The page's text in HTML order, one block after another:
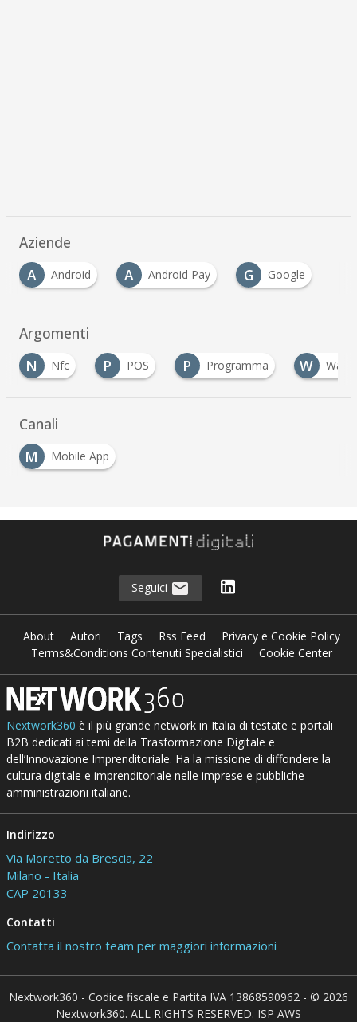
Aziende
A
Android A Android Pay G Google
Argomenti
N
Nfc P POS P Programma W Wallet
Canali
M
Mobile App
Seguici
About Autori Tags Rss Feed
Privacy e Cookie Policy
Terms&Conditions Contenuti Specialistici
Cookie Center
Nextwork360 è il più grande network in Italia di testate e portali
B2B dedicati ai temi della Trasformazione Digitale e
dell’Innovazione Imprenditoriale. Ha la missione di diffondere la
cultura digitale e imprenditoriale nelle imprese e pubbliche
amministrazioni italiane.
Indirizzo
Via Moretto da Brescia, 22
Milano - Italia
CAP 20133
Contatti
Contatta il nostro team per maggiori informazioni
Nextwork360 - Codice fiscale e Partita IVA 13868590962 - © 2026
Nextwork360. ALL RIGHTS RESERVED. ISP AWS